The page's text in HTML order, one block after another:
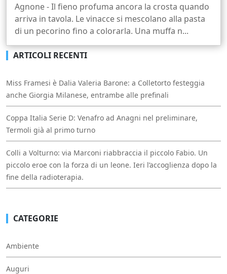
Agnone - Il fieno profuma ancora la crosta quando
arriva in tavola. Le vinacce si mescolano alla pasta
di un pecorino fino a colorarla. Una muffa n...
ARTICOLI RECENTI
Miss Framesi è Dalia Valeria Barone: a Colletorto festeggia
anche Giorgia Milanese, entrambe alle prefinali
Coppa Italia Serie D: Venafro ad Anagni nel preliminare,
Termoli già al primo turno
Colli a Volturno: via Marconi riabbraccia il piccolo Fabio. Un
piccolo eroe con la forza di un leone. Ieri l’accoglienza dopo la
fine della radioterapia.
CATEGORIE
Ambiente
Auguri